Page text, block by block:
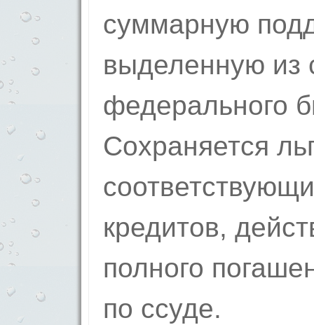
суммарную
выделенную из
федерального
Сохраняется
кредитов,
полного
по ссуде.